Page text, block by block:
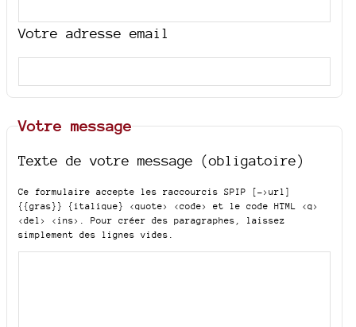
Votre adresse email
Votre message
Texte de votre message (obligatoire)
Ce formulaire accepte les raccourcis SPIP
[->url]
{{gras}} {italique} <quote> <code>
et le code HTML <q>
<del> <ins>
. Pour créer des paragraphes, laissez
simplement des lignes vides.